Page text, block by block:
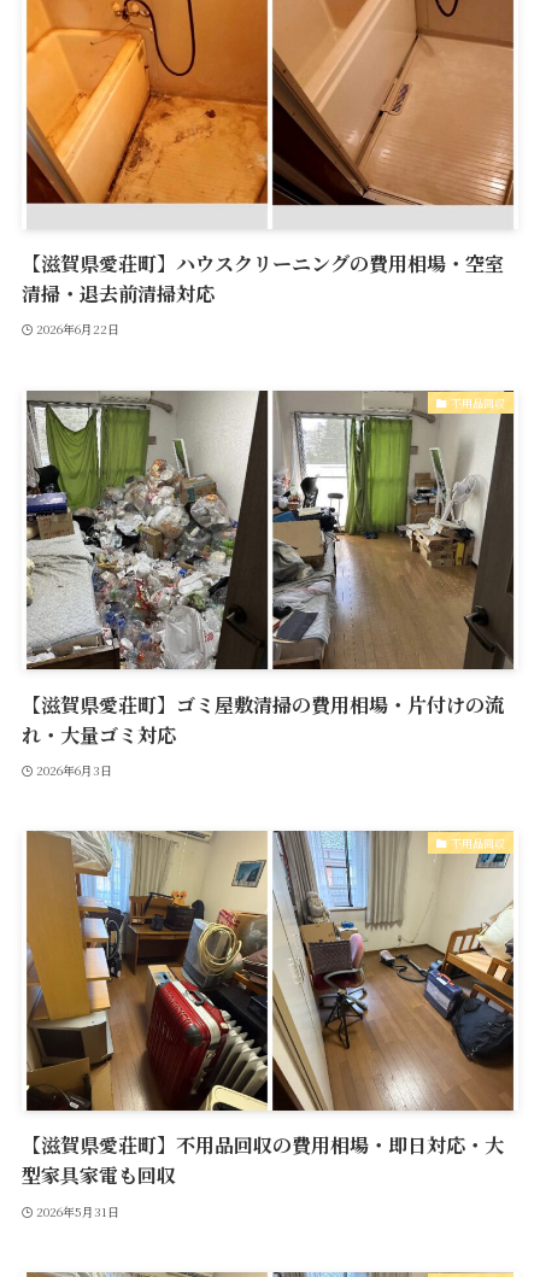
【滋賀県愛荘町】ハウスクリーニングの費用相場・空室
清掃・退去前清掃対応
2026年6月22日
不用品回収
【滋賀県愛荘町】ゴミ屋敷清掃の費用相場・片付けの流
れ・大量ゴミ対応
2026年6月3日
不用品回収
【滋賀県愛荘町】不用品回収の費用相場・即日対応・大
型家具家電も回収
2026年5月31日